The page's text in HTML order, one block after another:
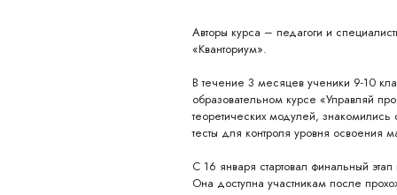
Авторы курса – педагоги и
«Кванториум».
В течение 3 месяцев ученики 9-10
образовательном курсе «Управляй
теоретических модулей,
тесты для контроля уровня освоения
С 16 января стартовал финальный
Она доступна участникам после